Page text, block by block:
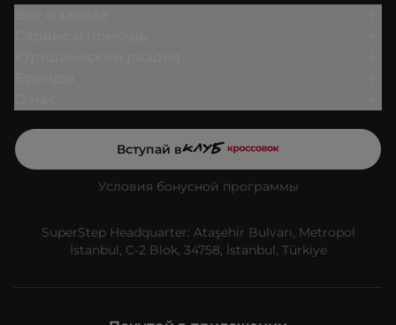
Вступай в
Условия бонусной программы
SuperStep Headquarter: Ataşehir Bulvarı, Metropol
İstanbul, C-2 Blok, 34758, İstanbul, Türkiye